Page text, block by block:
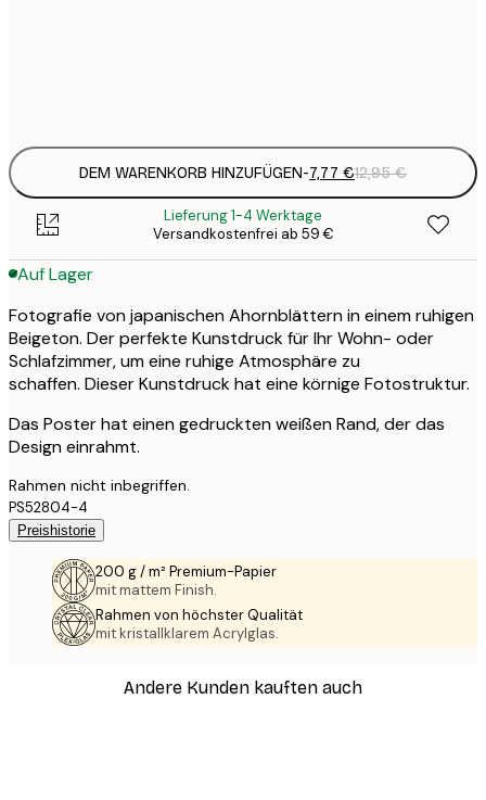
DEM WARENKORB HINZUFÜGEN-7,77 €12,95 €
Lieferung 1-4 Werktage
Versandkostenfrei ab 59 €
Auf Lager
Fotografie von japanischen Ahornblättern in einem ruhigen
Beigeton. Der perfekte Kunstdruck für Ihr Wohn- oder
Schlafzimmer, um eine ruhige Atmosphäre zu
schaffen. Dieser Kunstdruck hat eine körnige Fotostruktur.
Das Poster hat einen gedruckten weißen Rand, der das
Design einrahmt.
Rahmen nicht inbegriffen.
PS52804-4
Preishistorie
200 g / m² Premium-Papier
mit mattem Finish.
Rahmen von höchster Qualität
mit kristallklarem Acrylglas.
Andere Kunden kauften auch